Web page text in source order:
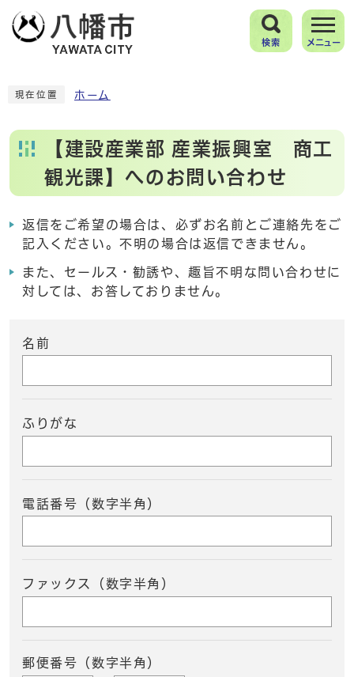
検索 メニュー
現在位置 ホーム
【建設産業部 産業振興室 商工
観光課】へのお問い合わせ
返信をご希望の場合は、必ずお名前とご連絡先をご
記入ください。不明の場合は返信できません。
また、セールス・勧誘や、趣旨不明な問い合わせに
対しては、お答しておりません。
名前
ふりがな
電話番号（数字半角）
ファックス（数字半角）
郵便番号（数字半角）